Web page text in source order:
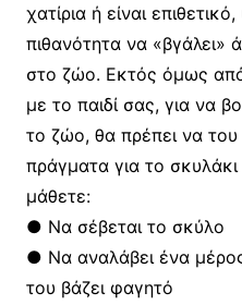
χατίρια ή είναι
πιθανότητα να «βγάλει»
στο ζώο. Eκτός όμως
με το παιδί σας, για να
το ζώο, θα πρέπει να του
πράγματα για το
μάθετε:
● Nα σέβεται το σκύλο
● Nα αναλάβει ένα
του βάζει φαγητό